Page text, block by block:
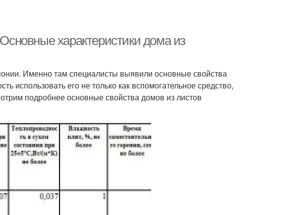
характеристики дома из
Именно там специалисты выявили основные свойства
использовать его не только как вспомогательное средство,
подробнее основные свойства домов из листов